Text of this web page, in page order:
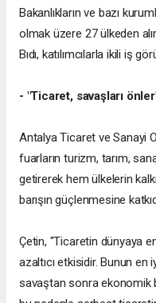
Bakanlıkların ve bazı
olmak üzere 27 ülkeden
Bıdı, katılımcılarla ikili iş
- "Ticaret, savaşları
Antalya Ticaret ve Sanayi
fuarların turizm, tarım,
getirerek hem ülkelerin
barışın güçlenmesine
Çetin, "Ticaretin dünyaya
azaltıcı etkisidir. Bunun
savaştan sonra ekonomik